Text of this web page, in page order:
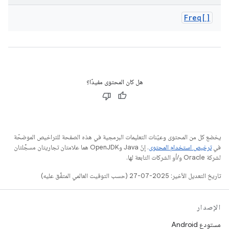
Freq[]
هل كان المحتوى مفيدًا؟
يخضع كل من المحتوى وعيّنات التعليمات البرمجية في هذه الصفحة للتراخيص الموضحّة
فيترخيص استخدام المحتوى
. إنّ Java وOpenJDK هما علامتان تجاريتان مسجَّلتان
لشركة Oracle و/أو الشركات التابعة لها.
تاريخ التعديل الأخير: 2025-07-27 (حسب التوقيت العالمي المتفَّق عليه)
الإصدار
مستودع Android